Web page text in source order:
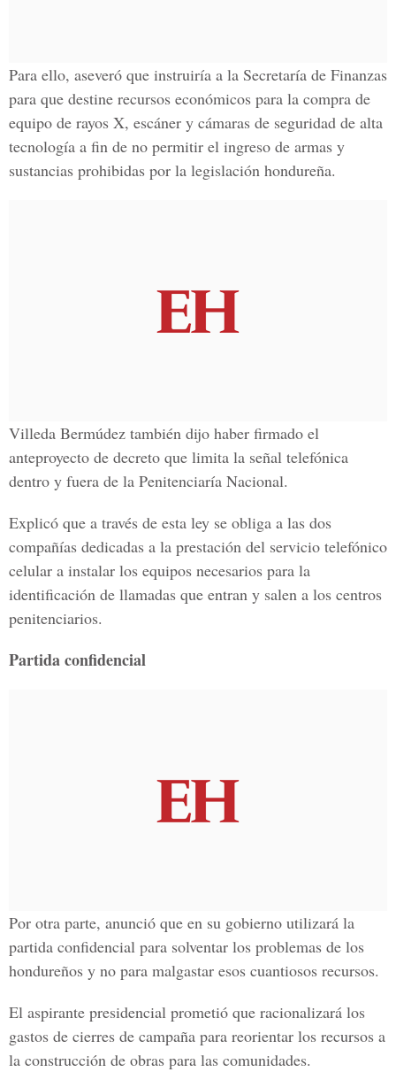
Para ello, aseveró que instruiría a la Secretaría de Finanzas
para que destine recursos económicos para la compra de
equipo de rayos X, escáner y cámaras de seguridad de alta
tecnología a fin de no permitir el ingreso de armas y
sustancias prohibidas por la legislación hondureña.
Villeda Bermúdez también dijo haber firmado el
anteproyecto de decreto que limita la señal telefónica
dentro y fuera de la Penitenciaría Nacional.
Explicó que a través de esta ley se obliga a las dos
compañías dedicadas a la prestación del servicio telefónico
celular a instalar los equipos necesarios para la
identificación de llamadas que entran y salen a los centros
penitenciarios.
Partida confidencial
Por otra parte, anunció que en su gobierno utilizará la
partida confidencial para solventar los problemas de los
hondureños y no para malgastar esos cuantiosos recursos.
El aspirante presidencial prometió que racionalizará los
gastos de cierres de campaña para reorientar los recursos a
la construcción de obras para las comunidades.